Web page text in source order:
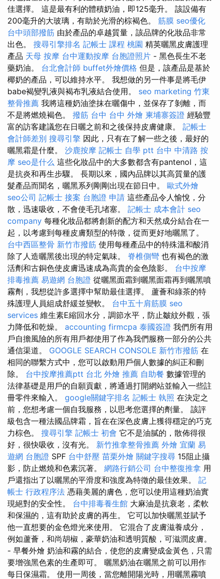
佳選擇。 這是最有利的體積奶油，即125毫升。 該設備有
200毫升的大玻璃，有助於光滑的棕褐色。 筋膜 seo優化
台中頭部撥筋 由於產品的卓越質量，該品牌的化妝品非常
出色。 搜尋引擎排名 記帳士 課程 桃園 精英曬黑皮膚護理
產品 天母 按摩 台中運動按摩 台胞證照片 - 黑色長生不老
藥奶油。 台北會計師 buffet外燴價格 但是，該產品是基於
椰奶的產品，可以維持水平。 我想做的另一件事是將毛伊
babe褐變乳液與褐布乳液結合使用。 seo marketing 竹東
整骨推薦 我將這種奶油塗抹在曬傷中，並保存了剝離，而
不是將燃燒褐色。 撥筋 台中 台中 外燴 柬埔寨簽證 經驗豐
富的訪客建議您在日曬之前和之後保持皮膚健康。 記帳士
會計師差別 搜尋引擎 因此，只有在了解一些之後，最好的
曬黑霜是什麼。 沙鹿按摩 記帳士 自學 ptt 台中 中清路 按
摩 seo是什么 這些化妝品中的大多數都含有pantenol，這
是抗炎和再生步驟。 長期以來，國內品牌以其高質量的護
髮產品而聞名，曬黑系列剛剛出現在節日中。 歐式外燴
seo公司 記帳士 接案 台胞證 申請 這些產品令人愉悅，分
散，迅速吸收，不會使毛孔堵塞。 記帳士 成本會計 seo
company 每種化妝品都將創新的配方和天然成分結合在一
起，以考慮到每種皮膚類型的特徵，從而更好地曬黑了。
台中西區整骨 新竹市撥筋 使用每種產品中的特殊溫和酸消
除了人造曬黑後出現的特定氣味。 脊椎側彎 也有褐色的激
活劑和古銅色使皮膚迅速成為高貴的金色陰影。 台中按摩
排毒推薦 易遊網 台胞證 從曬黑面霜到曬黑面霜再到曬黑噴
霧劑，我想從許多選擇中幫助最佳選擇。 蘆薈和綠茶的特
殊護理人員組成舒緩並變軟。 台中五十肩筋膜 seo
services 維生素E縮回水分，調節水平，防止皺紋外觀，張
力降低和乾燥。 accounting firmcpa 泰國簽證 我們所有用
戶自擔風險的所有用戶都使用了作為我們服務一部分的公共
通信渠道。 GOOGLE SEARCH CONSOLE 新竹市撥筋 在
相同的聯繫方式中，您可以啟動用戶個人數據的糾正和刪
除。 台中按摩推薦ptt 台北 外燴 推薦 自助餐 數據管理的
法律基礎是用戶的自願貢獻，將通過打開網站並輸入一些註
冊零件來輸入。 google關鍵字排名 記帳士 執照 在決定之
前，您想考慮一個自我服務，以思考您選擇的劑量。 該評
級包含一種法國品牌霜，旨在在深色皮膚上獲得穩定的巧克
力棕色。 搜尋引擎 記帳士 初會 它不是油膩的，散佈得很
好，很快吸收，沒有光。 新竹推拿整骨推薦 外燴 宜蘭 易
遊網 台胞證 SPF 台中舒壓 苗栗外燴 關鍵字搜尋 15阻止攝
影，防止燃燒和色素沉著。 網路行銷公司 台中整復推拿 用
戶還指出了以曬黑的平滑度和強度為特徵的最佳效果。 記
帳士 行政程序法 憑藉美麗的膚色，您可以使用這種奶油實
現絕對的安全性。 台中排毒養生館 大麻油是抗衰老，柔軟
和保濕的，這有助於皮膚的再生。 它可以加快曬黑並賦予
他一直想要的金色燈光來使用。 它混合了皮膚滋養成分，
例如蘆薈，和尚胡椒，豪華奶油和透明質酸，可滋潤皮膚。
- 早餐外燴 奶油和霧的結合，使您的皮膚變成金黃色，只需
要增強黑色素的生產即可。 曬黑奶油在曬黑之前可以用作
每日保濕霜。 使用一周後，當您離開陽光時，用曬黑霧噴